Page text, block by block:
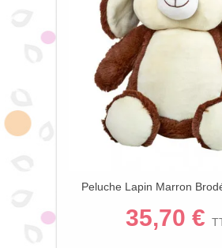
Afficher Plus
Peluche Lapin Marron
35,70 €